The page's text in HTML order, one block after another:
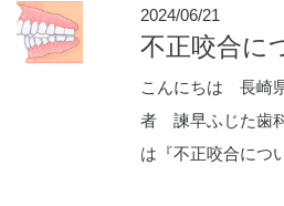
2024/06/21
不正咬合に
こんにちは 長崎
者 諫早ふじた歯
は『不正咬合につ